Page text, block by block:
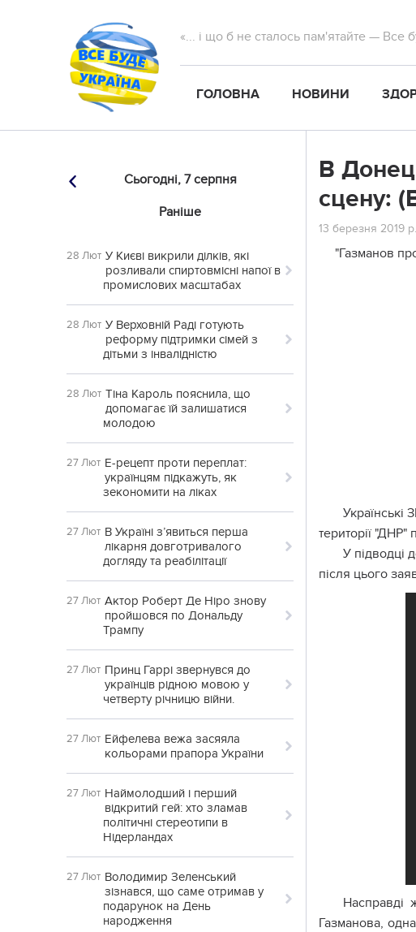
«... і що б не сталось пам'ятайте — Все
ГОЛОВНА НОВИНИ
Сьогодні, 7 серпня
Раніше
28 Лют У Києві викрили ділків, які
розливали спиртовмісні напої в
промислових масштабах
28 Лют У Верховній Раді готують
реформу підтримки сімей з
дітьми з інвалідністю
28 Лют Тіна Кароль пояснила, що
допомагає їй залишатися
молодою
27 Лют Е-рецепт проти переплат:
українцям підкажуть, як
зекономити на ліках
27 Лют В Україні з’явиться перша
лікарня довготривалого
догляду та реабілітації
27 Лют Актор Роберт Де Ніро знову
пройшовся по Дональду
Трампу
27 Лют Принц Гаррі звернувся до
українців рідною мовою у
четверту річницю війни.
27 Лют Ейфелева вежа засяяла
кольорами прапора України
27 Лют Наймолодший і перший
відкритий гей: хто зламав
політичні стереотипи в
Нідерландах
27 Лют Володимир Зеленський
зізнався, що саме отримав у
подарунок на День
народження
В
сцену:
13 березня 2019
"Газманов
Українські
території
У підводці
після цього
Насправді
Газманова,